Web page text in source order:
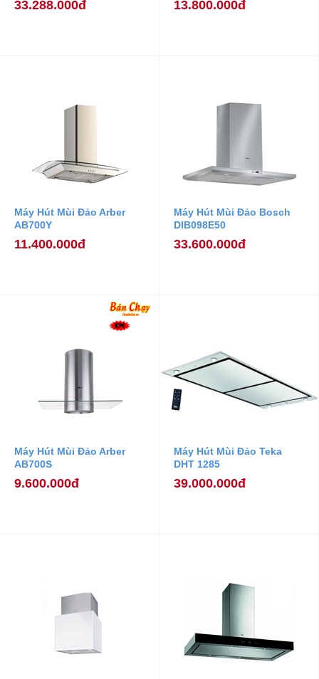
33.288.000đ 13.800.000đ
Máy Hút Mùi Đảo Arber
AB700Y
11.400.000đ
Máy Hút Mùi Đảo Bosch
DIB098E50
33.600.000đ
Máy Hút Mùi Đảo Arber
AB700S
9.600.000đ
Máy Hút Mùi Đảo Teka
DHT 1285
39.000.000đ